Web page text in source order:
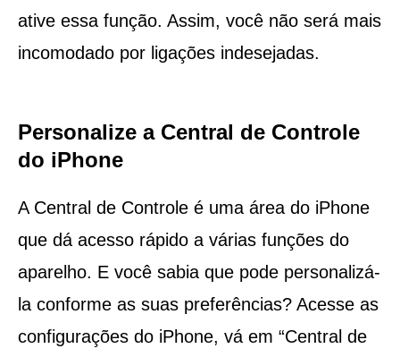
ative essa função. Assim, você não será mais
incomodado por ligações indesejadas.
Personalize a Central de Controle
do iPhone
A Central de Controle é uma área do iPhone
que dá acesso rápido a várias funções do
aparelho. E você sabia que pode personalizá-
la conforme as suas preferências? Acesse as
configurações do iPhone, vá em “Central de